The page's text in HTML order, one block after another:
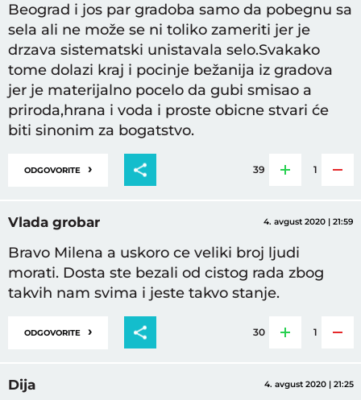
Beograd i jos par gradoba samo da pobegnu sa
sela ali ne može se ni toliko zameriti jer je
drzava sistematski unistavala selo.Svakako
tome dolazi kraj i pocinje bežanija iz gradova
jer je materijalno pocelo da gubi smisao a
priroda,hrana i voda i proste obicne stvari će
biti sinonim za bogatstvo.
ODGOVORITE › 39 1
Vlada grobar 4. avgust 2020 | 21:59
Bravo Milena a uskoro ce veliki broj ljudi
morati. Dosta ste bezali od cistog rada zbog
takvih nam svima i jeste takvo stanje.
ODGOVORITE › 30 1
Dija 4. avgust 2020 | 21:25